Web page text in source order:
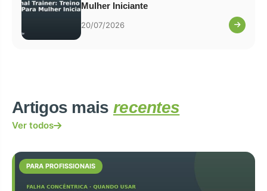
Mulher Iniciante
20/07/2026
Artigos mais recentes
Ver todos
PARA PROFISSIONAIS